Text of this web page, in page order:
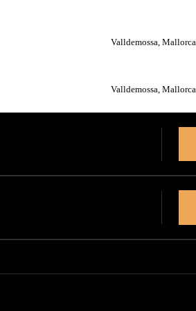
Valldemossa, Mallorca
Valldemossa, Mallorca